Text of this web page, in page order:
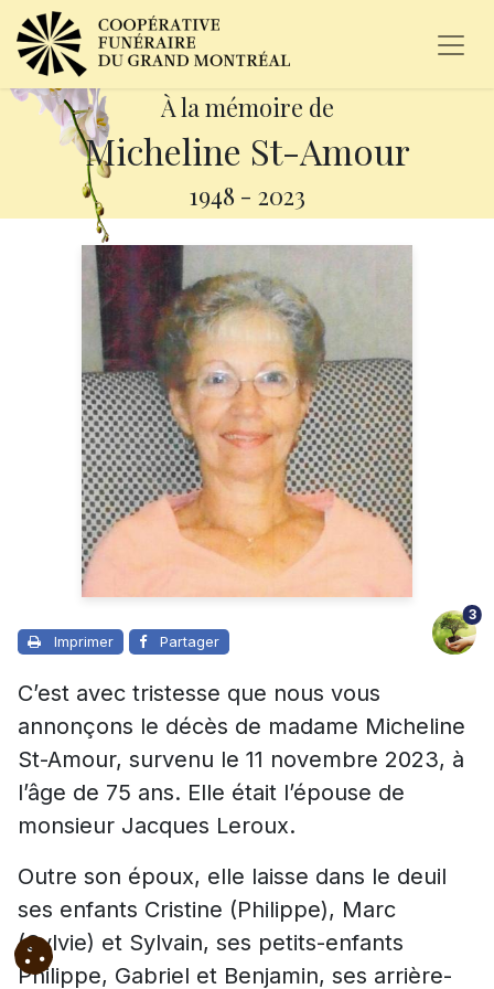
À la mémoire de
Micheline St-Amour
1948 - 2023
Imprimer Partager
3
C’est avec tristesse que nous vous
annonçons le décès de madame Micheline
St-Amour, survenu le 11 novembre 2023, à
l’âge de 75 ans. Elle était l’épouse de
monsieur Jacques Leroux.
Outre son époux, elle laisse dans le deuil
ses enfants Cristine (Philippe), Marc
(Sylvie) et Sylvain, ses petits-enfants
Philippe, Gabriel et Benjamin, ses arrière-